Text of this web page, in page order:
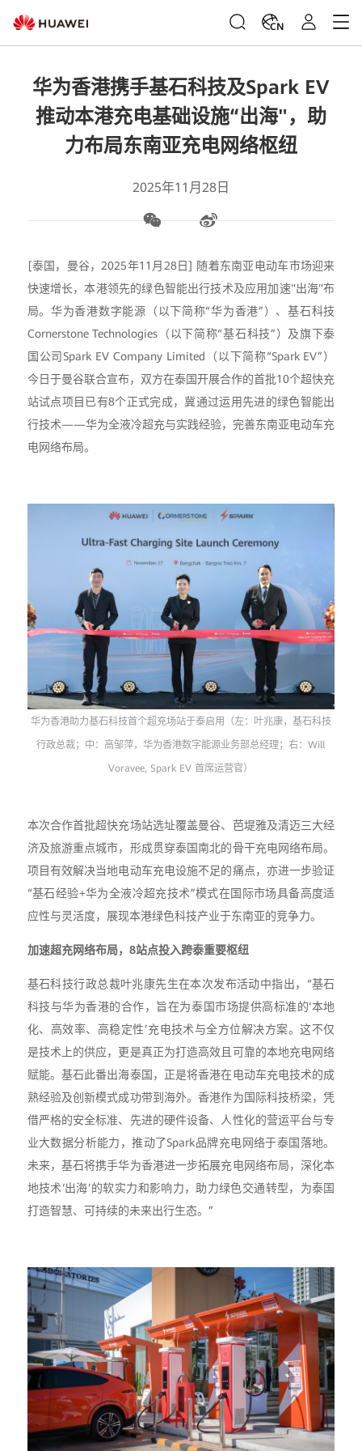
CN
华为香港携手基石科技及Spark EV
推动本港充电基础设施“出海"，助
力布局东南亚充电网络枢纽
2025年11月28日
[泰国，曼谷，2025年11月28日] 随着东南亚电动车市场迎来
快速增长，本港领先的绿色智能出行技术及应用加速"出海"布
局。华为香港数字能源（以下简称“华为香港”）、基石科技
Cornerstone Technologies（以下简称“基石科技”）及旗下泰
国公司Spark EV Company Limited（以下简称“Spark EV”）
今日于曼谷联合宣布，双方在泰国开展合作的首批10个超快充
站试点项目已有8个正式完成，冀通过运用先进的绿色智能出
行技术——华为全液冷超充与实践经验，完善东南亚电动车充
电网络布局。
华为香港助力基石科技首个超充场站于泰启用（左：叶兆康，基石科技
行政总裁；中：高邹萍，华为香港数字能源业务部总经理；右：Will
Voravee, Spark EV 首席运营官）
本次合作首批超快充场站选址覆盖曼谷、芭堤雅及清迈三大经
济及旅游重点城市，形成贯穿泰国南北的骨干充电网络布局。
项目有效解决当地电动车充电设施不足的痛点，亦进一步验证
“基石经验+华为全液冷超充技术”模式在国际市场具备高度适
应性与灵活度，展现本港绿色科技产业于东南亚的竞争力。
加速超充网络布局，8站点投入跨泰重要枢纽
基石科技行政总裁叶兆康先生在本次发布活动中指出，“基石
科技与华为香港的合作，旨在为泰国市场提供高标准的‘本地
化、高效率、高稳定性’充电技术与全方位解决方案。这不仅
是技术上的供应，更是真正为打造高效且可靠的本地充电网络
赋能。基石此番出海泰国，正是将香港在电动车充电技术的成
熟经验及创新模式成功带到海外。香港作为国际科技桥梁，凭
借严格的安全标准、先进的硬件设备、人性化的营运平台与专
业大数据分析能力，推动了Spark品牌充电网络于泰国落地。
未来，基石将携手华为香港进一步拓展充电网络布局，深化本
地技术‘出海’的软实力和影响力，助力绿色交通转型，为泰国
打造智慧、可持续的未来出行生态。”